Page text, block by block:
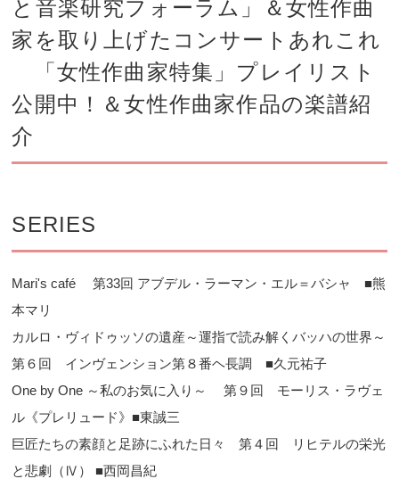
と音楽研究フォーラム」＆女性作曲
家を取り上げたコンサートあれこれ
「女性作曲家特集」プレイリスト
公開中！＆女性作曲家作品の楽譜紹
介
SERIES
Mari's café 第33回 アブデル・ラーマン・エル＝バシャ ■熊
本マリ
カルロ・ヴィドゥッソの遺産～運指で読み解くバッハの世界～
第６回 インヴェンション第８番ヘ長調 ■久元祐子
One by One ～私のお気に入り～ 第９回 モーリス・ラヴェ
ル《プレリュード》■東誠三
巨匠たちの素顔と足跡にふれた日々 第４回 リヒテルの栄光
と悲劇（Ⅳ） ■西岡昌紀